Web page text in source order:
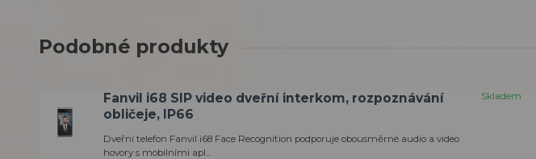
Podobné produkty
Fanvil i68 SIP video dveřní interkom, rozpoznávání
obličeje, IP66
Dveřní telefon Fanvil i68 Face Recognition podporuje obousměrné audio a video
hovory s mobilními apl...
Skladem